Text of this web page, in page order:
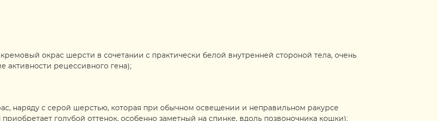
окрас шерсти в сочетании с практически белой внутренней стороной тела, очень
активности рецессивного гена);
наряду с серой шерстью, которая при обычном освещении и неправильном ракурсе
голубой оттенок, особенно заметный на спинке, вдоль позвоночника кошки);